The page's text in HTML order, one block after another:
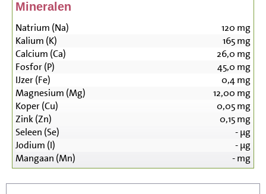
Mineralen
Natrium (Na) 120 mg
Kalium (K)
165mg
Calcium (Ca)
26,0 mg
Fosfor (P)
45,0 mg
IJzer (Fe)
0,4mg
Magnesium (Mg)
12,00 mg
Koper (Cu)
0,05mg
Zink (Zn)
0,15mg
Seleen (Se)
-µg
Jodium (I)
-µg
Mangaan (Mn)
-mg